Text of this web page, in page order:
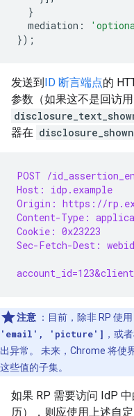
}
mediation :
});
发送到ID 断言端点的
参数（如果这不是回访
器在
POST /
Host: idp.example
Origin: https://
Content-Type:
Cookie: 0x23223
Sec-Fetch-Dest:
注意 ：目前，除非 RP 使用
'email', 'picture'] ，或
出异常。 未来，Chrome 将使
这些值的子集。
如果 RP 需要访问 IdP
历），则应使用上述自